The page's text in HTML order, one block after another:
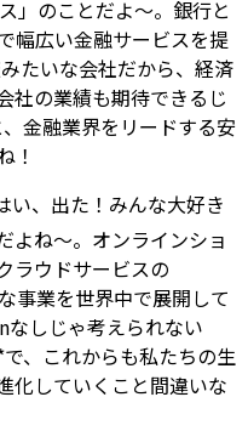
」のことだよ〜。銀行と
幅広い金融サービスを提
たいな会社だから、経済
社の業績も期待できるじ
金融業界をリードする安
！
い、出た！みんな大好き
よね〜。オンラインショ
ラウドサービスの
事業を世界中で展開して
なしじゃ考えられない
、これからも私たちの生
化していくこと間違いな